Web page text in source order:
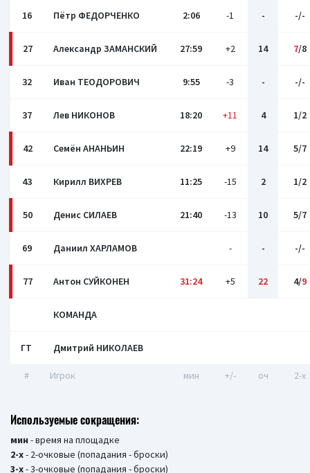
16 Пётр ФЕДОРЧЕНКО 2:06 -1 - -/-
27 Александр ЗАМАНСКИЙ 27:59 +2 14 7/8
32 Иван ТЕОДОРОВИЧ 9:55 -3 - -/-
37 Лев НИКОНОВ 18:20 +11 4 1/2
42 Семён АНАНЬИН 22:19 +9 14 5/7
43 Кирилл ВИХРЕВ 11:25 -15 2 1/2
50 Денис СИЛАЕВ 21:40 -13 10 5/7
69 Даниил ХАРЛАМОВ - - -/-
77 Антон СУЙКОНЕН 31:24 +5 22 4/9
КОМАНДА
ГТ Дмитрий НИКОЛАЕВ
# Игрок мин +/- оч 2-x
Используемые сокращения:
мин - время на площадке
2-х- 2-очковые (попадания - броски)
3-х- 3-очковые (попадания - броски)